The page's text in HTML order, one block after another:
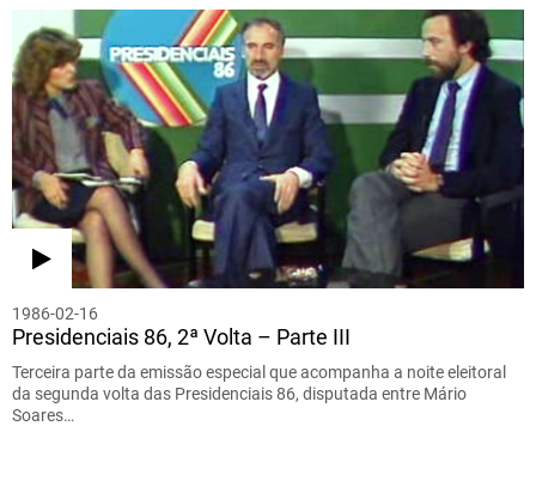
1986-02-16
Presidenciais 86, 2ª Volta – Parte III
Terceira parte da emissão especial que acompanha a noite eleitoral
da segunda volta das Presidenciais 86, disputada entre Mário
Soares…